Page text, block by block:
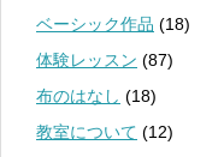
ベーシック作品 (18)
体験レッスン (87)
布のはなし (18)
教室について (12)